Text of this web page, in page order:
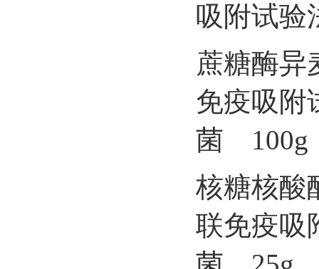
吸附试
蔗糖酶异
免疫吸
菌 100g
核糖核酸
联免疫